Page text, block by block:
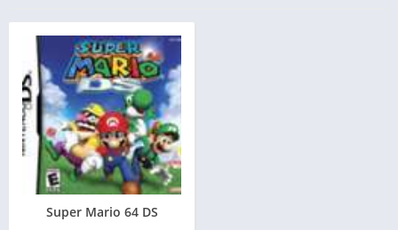
Super Mario 64 DS